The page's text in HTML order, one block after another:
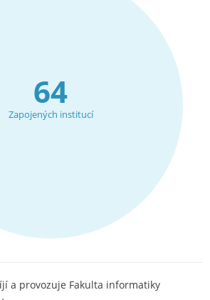
64
Zapojených institucí
a provozuje Fakulta informatiky